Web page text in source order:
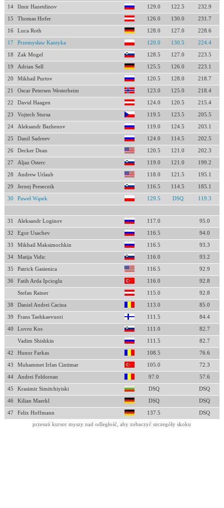
14 Ilmir Hazetdinov 129.0 122.5 232.9
15 Thomas Hofer 126.0 130.0 231.7
16 Luca Roth 128.0 127.0 228.6
17 Przemysław Kantyka 120.0 130.5 224.4
18 Zak Mogel 128.5 127.0 223.5
19 Adrian Sell 125.5 126.0 223.1
20 Mikhail Purtov 120.5 128.0 218.7
21 Oscar Petersen Westerheim 123.0 125.0 218.4
22 David Haagen 124.0 120.5 215.4
23 Vojtech Stursa 119.5 123.5 205.5
24 Aleksandr Bazhenov 119.0 124.5 203.1
25 Danil Sadreev 124.0 114.5 202.5
26 Decker Dean 120.5 121.0 202.3
27 Aljaz Osterc 119.0 121.0 199.2
28 Andrew Urlaub 118.0 121.5 195.1
29 Jernej Presecnik 116.5 114.5 185.1
30 Paweł Wąsek 129.5 DSQ 119.3
31 Aleksandr Loginov 117.0 95.0
32 Egor Usachev 116.5 94.0
33 Mikhail Maksimochkin 116.5 93.3
34 Matija Vidic 116.0 93.2
35 Patrick Gasienica 116.5 92.9
36 Fatih Arda Ipcioglu 116.0 92.8
Stefan Rainer 115.0 92.8
38 Daniel Andrei Cacina 113.0 85.0
39 Frans Taehkaevuori 111.5 84.4
40 Lovro Kos 111.0 82.7
Vadim Shishkin 111.5 82.7
42 Hunor Farkas 108.5 76.6
43 Muhammet Irfan Cintimar 105.0 72.3
44 Andrei Feldorean 97.0 57.6
45 Krasimir Simitchiyiski DSQ DSQ
46 Kilian Maerkl DSQ DSQ
47 Felix Hoffmann 137.5 DSQ
przesuń kursor myszy nad odległość, aby zobaczyć szczegóły skoku